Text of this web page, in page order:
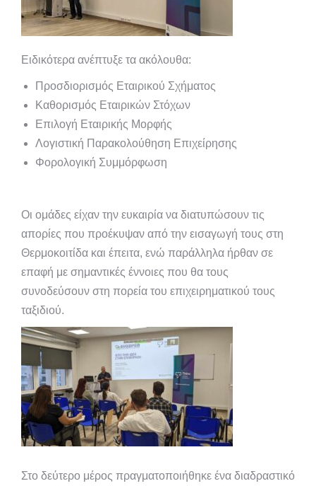
Ειδικότερα ανέπτυξε τα ακόλουθα:
Προσδιορισμός Εταιρικού Σχήματος
Καθορισμός Εταιρικών Στόχων
Επιλογή Εταιρικής Μορφής
Λογιστική Παρακολούθηση Επιχείρησης
Φορολογική Συμμόρφωση
Οι ομάδες είχαν την ευκαιρία να διατυπώσουν τις
απορίες που προέκυψαν από την εισαγωγή τους στη
Θερμοκοιτίδα και έπειτα, ενώ παράλληλα ήρθαν σε
επαφή με σημαντικές έννοιες που θα τους
συνοδεύσουν στη πορεία του επιχειρηματικού τους
ταξιδιού.
Στο δεύτερο μέρος πραγματοποιήθηκε ένα διαδραστικό